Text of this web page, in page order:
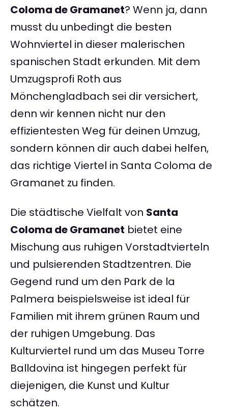
Coloma de Gramanet? Wenn ja, dann
musst du unbedingt die besten
Wohnviertel in dieser malerischen
spanischen Stadt erkunden. Mit dem
Umzugsprofi Roth aus
Mönchengladbach sei dir versichert,
denn wir kennen nicht nur den
effizientesten Weg für deinen Umzug,
sondern können dir auch dabei helfen,
das richtige Viertel in Santa Coloma de
Gramanet zu finden.
Die städtische Vielfalt von Santa
Coloma de Gramanet bietet eine
Mischung aus ruhigen Vorstadtvierteln
und pulsierenden Stadtzentren. Die
Gegend rund um den Park de la
Palmera beispielsweise ist ideal für
Familien mit ihrem grünen Raum und
der ruhigen Umgebung. Das
Kulturviertel rund um das Museu Torre
Balldovina ist hingegen perfekt für
diejenigen, die Kunst und Kultur
schätzen.